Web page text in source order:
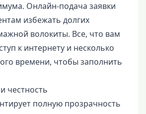
Онлайн-подача заявки
избежать долгих
волокиты. Все, что вам
к интернету и несколько
времени, чтобы заполнить
честность
полную прозрачность